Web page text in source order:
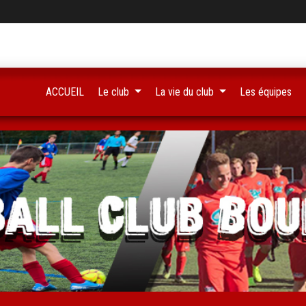
ACCUEIL Le club La vie du club Les équipes